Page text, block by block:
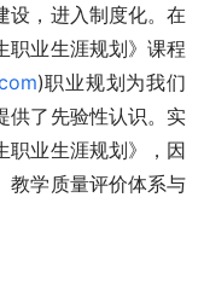
设，进入制度化。在
职业生涯规划》课程
)职业规划为我们
供了先验性认识。实
职业生涯规划》，因
教学质量评价体系与